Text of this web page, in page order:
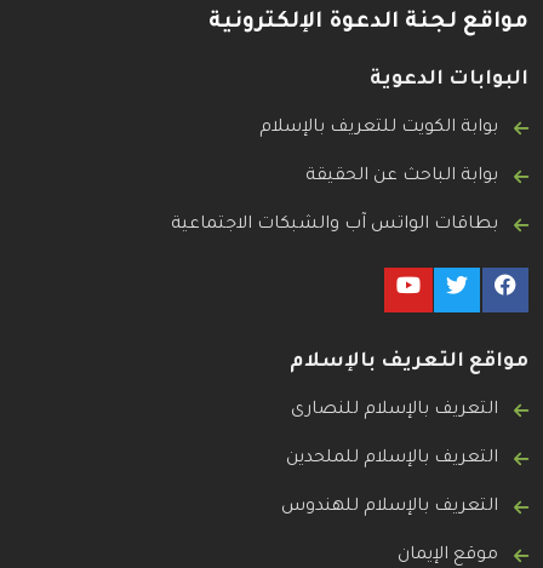
مواقع لجنة الدعوة الإلكترونية
البوابات الدعوية
بوابة الكويت للتعريف بالإسلام
بوابة الباحث عن الحقيقة
بطاقات الواتس آب والشبكات الاجتماعية
مواقع التعريف بالإسلام
التعريف بالإسلام للنصارى
التعريف بالإسلام للملحدين
التعريف بالإسلام للهندوس
موقع الإيمان